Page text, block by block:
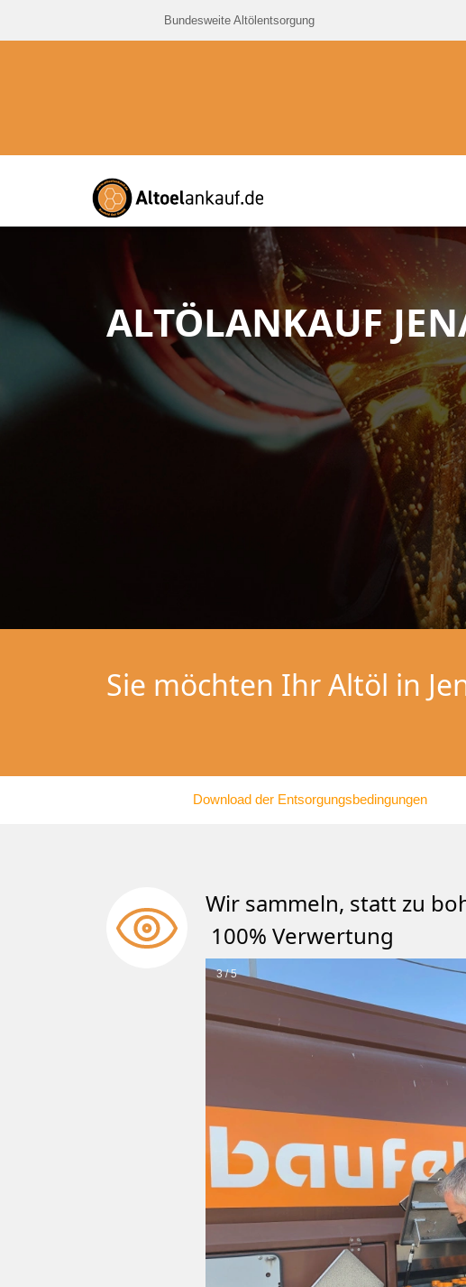
Bundesweite Altölentsorgung
ALTÖLANKAUF
Sie möchten Ihr Altöl in
Download der Entsorgungsbedingungen
Wir sammeln, statt
100% Verwertung
3 / 5